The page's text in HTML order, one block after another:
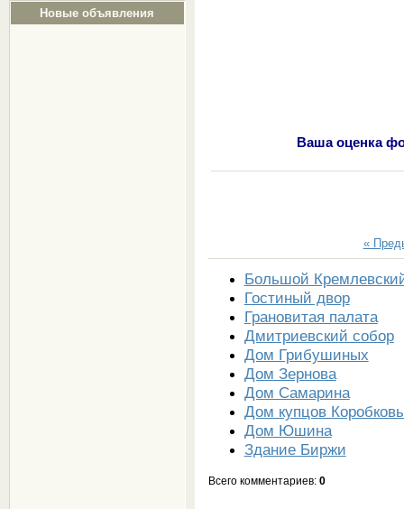
Новые объявления
Ваша оценка
«
Большой
Гостиный двор
Грановитая палата
Дмитриевский собор
Дом Грибушиных
Дом Зернова
Дом Самарина
Дом купцов
Дом Юшина
Здание Биржи
Всего комментариев: 0